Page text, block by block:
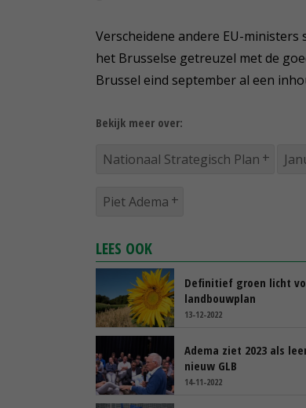
Verscheidene andere EU-
het Brusselse getreuzel met de
Brussel eind september al een
Bekijk meer over:
Nationaal Strategisch Plan
Piet Adema
LEES OOK
Definitief groen licht
landbouwplan
13-12-2022
Adema ziet 2023 als
nieuw GLB
14-11-2022